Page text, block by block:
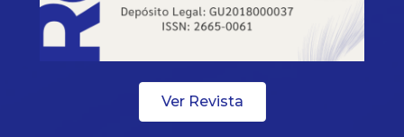
Ver Revista